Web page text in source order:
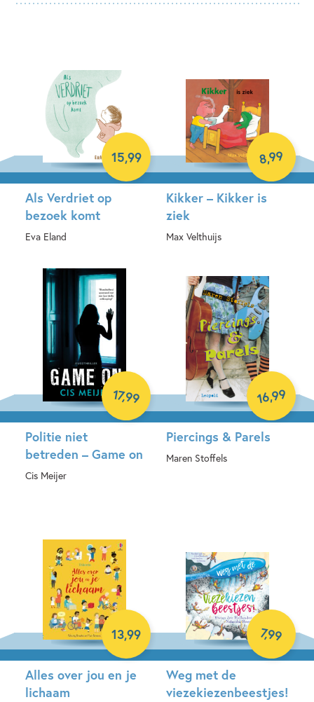
Alfabetisch (A-Z)
Prijs (aflopend)
Als Verdriet op
bezoek komt
Eva Eland
15,99
Kikker – Kikker is
ziek
Max Velthuijs
8,99
Politie niet
betreden – Game on
Cis Meijer
17,99
Piercings & Parels
Maren Stoffels
16,99
Alles over jou en je
lichaam
13,99
Weg met de
viezekiezenbeestjes!
7,99